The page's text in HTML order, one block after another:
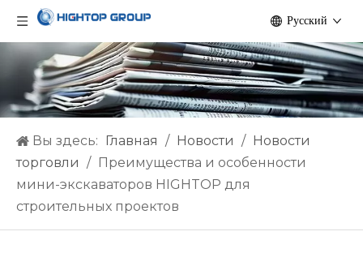
Pусский
Вы здесь: Главная / Hовости /
Новости
торговли /
Преимущества и особенности
мини-экскаваторов HIGHTOP для
строительных проектов